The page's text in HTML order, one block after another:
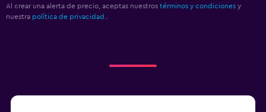
Al crear una alerta de precio, aceptas nuestros términos y condiciones y
nuestra política de privacidad.